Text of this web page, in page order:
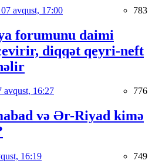
07 avqust, 17:00 783
forumunu daimi
diqqət qeyri-neft
avqust, 16:27 776
və Ər-Riyad kimə
16:19 749